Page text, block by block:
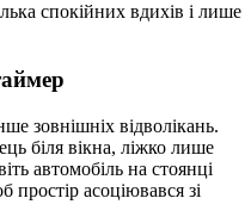
спокійних вдихів і лише
зовнішніх відволікань.
біля вікна, ліжко лише
автомобіль на стоянці
асоціювався зі